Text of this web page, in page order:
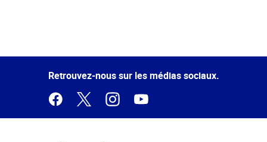
de la
Retrouvez-nous sur les médias sociaux.